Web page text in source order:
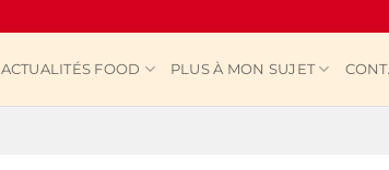
ACTUALITÉS FOOD PLUS À MON SUJET